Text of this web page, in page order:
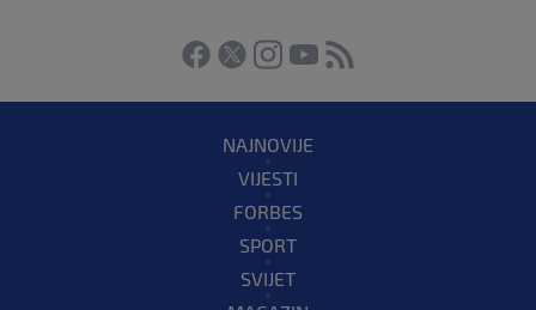
NAJNOVIJE
VIJESTI
FORBES
SPORT
SVIJET